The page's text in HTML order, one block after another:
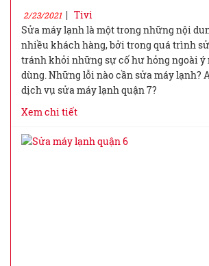
2/23/2021| Tivi
Sửa máy lạnh là một trong những nội
nhiều khách hàng, bởi trong quá trình
tránh khỏi những sự cố hư hỏng ngoài ý
dùng. Những lỗi nào cần sửa máy lạnh?
dịch vụ sửa máy lạnh quận 7?
Xem chi tiết